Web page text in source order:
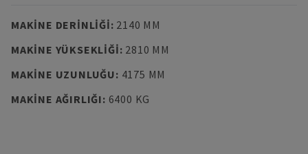
MAKINE DERINLIĞI: 2140 MM
MAKINE YÜKSEKLIĞI: 2810 MM
MAKINE UZUNLUĞU: 4175 MM
MAKINE AĞIRLIĞI: 6400 KG